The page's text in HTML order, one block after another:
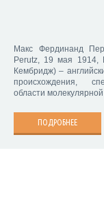
Макс Фердинанд
Perutz, 19 мая
Кембридж) –
происхождения,
области
ПОДРОБНЕЕ